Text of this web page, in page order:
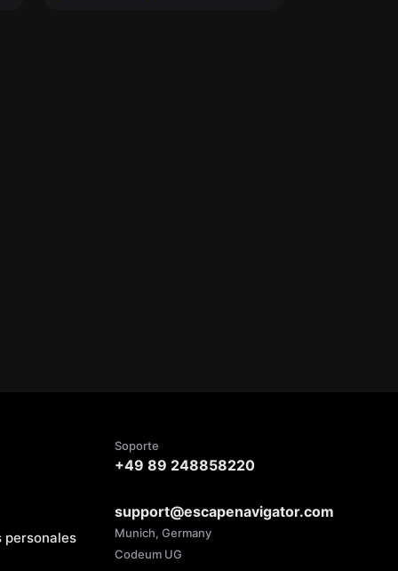
personales
Soporte
+49 89 248858220
support@escapenavigator.com
Munich, Germany
Codeum UG